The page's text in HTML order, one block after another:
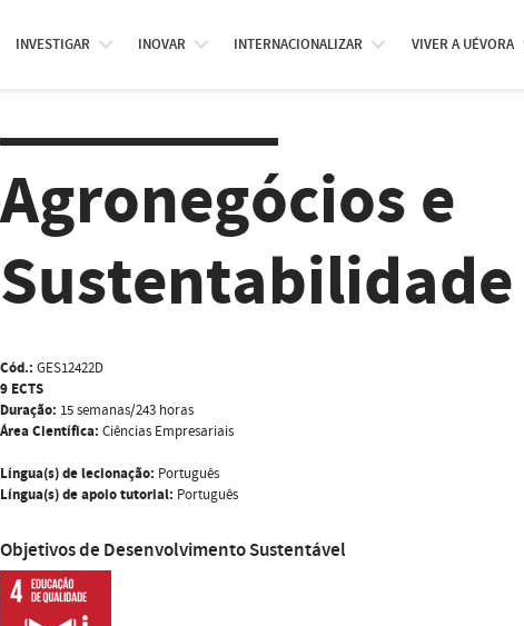
INVESTIGAR INOVAR INTERNACIONALIZAR VIVER A UÉVORA
Agronegócios e
Sustentabilidade
Cód.: GES12422D
9 ECTS
Duração: 15 semanas/243 horas
Área Científica: Ciências Empresariais
Língua(s) de lecionação: Português
Língua(s) de apoio tutorial: Português
Objetivos de Desenvolvimento Sustentável